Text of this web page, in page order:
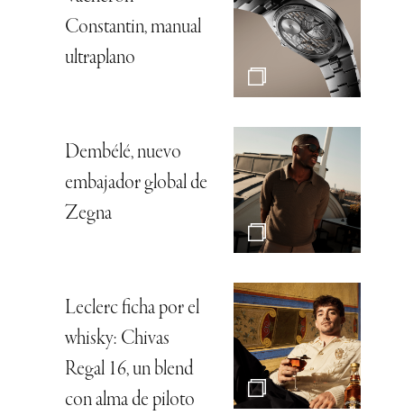
Constantin, manual
ultraplano
Dembélé, nuevo
embajador global de
Zegna
Leclerc ficha por el
whisky: Chivas
Regal 16, un blend
con alma de piloto